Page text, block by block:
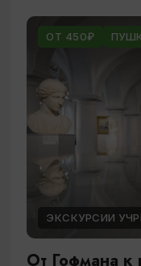
ОТ 450₽
ЭКСКУРСИИ
От Гофмана к